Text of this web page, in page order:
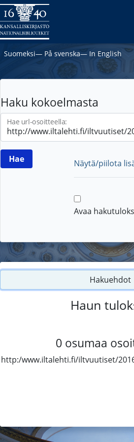
Suomeksi― På svenska― In English
Haku kokoelmasta
Hae url-osoitteella:
Näytä/piilota
Avaa
Hakuehdot
Haun
0 osumaa
http:/www.iltalehti.fi/iltvuutiset/